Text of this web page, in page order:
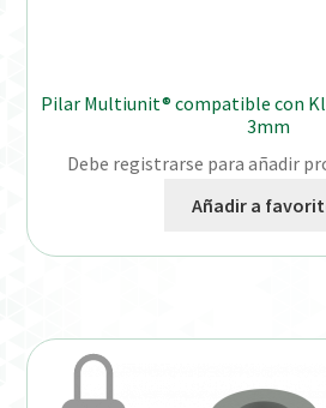
Pilar Multiunit® compatible con
3mm
Debe registrarse para añadir
Añadir a